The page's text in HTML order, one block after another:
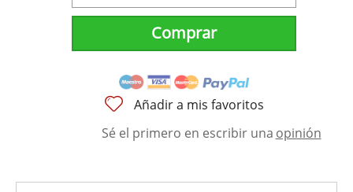
Comprar
Añadir a mis favoritos
Sé el primero en escribir una opinión